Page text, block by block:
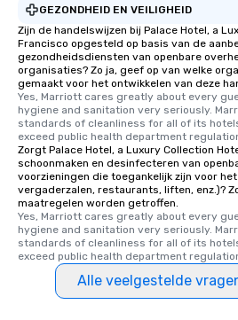
GEZONDHEID EN VEILIGHEID
Zijn de handelswijzen bij Palace Hotel, a
Francisco opgesteld op basis van de
gezondheidsdiensten van openbare
organisaties? Zo ja, geef op van welke
gemaakt voor het ontwikkelen van deze
Yes, Marriott cares greatly about every
hygiene and sanitation very seriously.
standards of cleanliness for all of its
exceed public health department
Zorgt Palace Hotel, a Luxury Collection
schoonmaken en desinfecteren van
voorzieningen die toegankelijk zijn voor het
vergaderzalen, restaurants, liften, enz.)?
maatregelen worden getroffen.
Yes, Marriott cares greatly about every
hygiene and sanitation very seriously.
standards of cleanliness for all of its
exceed public health department
Alle veelgestelde